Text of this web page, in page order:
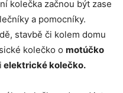
kolečka začnou být zase
a pomocníky.
stavbě či kolem domu
kolečko o motúčko
elektrické kolečko.